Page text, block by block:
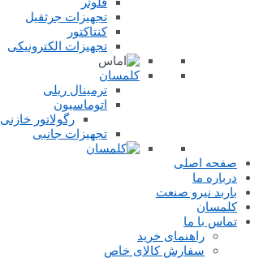
تجهیزات جرثقیل
کنتاکتور
تجهیزات الکترونیکی
کلمسان
ترمینال ریلی
اتوماسیون
رگولاتور خازنی
تجهیزات جانبی
صفحه اصلی
درباره ما
باربد نیرو صنعت
کلمسان
تماس با ما
راهنمای خرید
سفارش کالای خاص